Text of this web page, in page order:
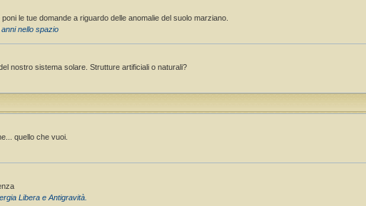
le tue domande a riguardo delle anomalie del suolo marziano.
nello spazio
nostro sistema solare. Strutture artificiali o naturali?
quello che vuoi.
Libera e Antigravità.